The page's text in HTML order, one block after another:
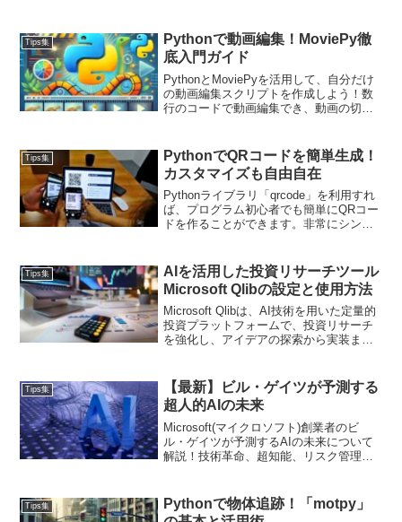
Tips集
Pythonで動画編集！MoviePy徹
底入門ガイド
PythonとMoviePyを活用して、自分だけ
の動画編集スクリプトを作成しよう！数
行のコードで動画編集でき、動画の切り
て動画編集を効率化してみましょう！
Tips集
PythonでQRコードを簡単生成！
カスタマイズも自由自在
Pythonライブラリ「qrcode」を利用すれ
ば、プログラム初心者でも簡単にQRコー
ドを作ることができます。非常にシンプ
スタマイズも簡単に行えるので、自分好
みのQRコードを作成できるのも大きな魅
力です。
Tips集
AIを活用した投資リサーチツール
Microsoft Qlibの設定と使用方法
Microsoft Qlibは、AI技術を用いた定量的
投資プラットフォームで、投資リサーチ
を強化し、アイデアの探索から実装まで
本的な使い方、カスタマイズされた研究
ワークフローの構築方法までを詳細に解
説します。
Tips集
【最新】ビル・ゲイツが予測する
超人的AIの未来
Microsoft(マイクロソフト)創業者のビ
ル・ゲイツが予測するAIの未来について
解説！技術革命、超知能、リスク管理、
Tips集
Pythonで物体追跡！「motpy」